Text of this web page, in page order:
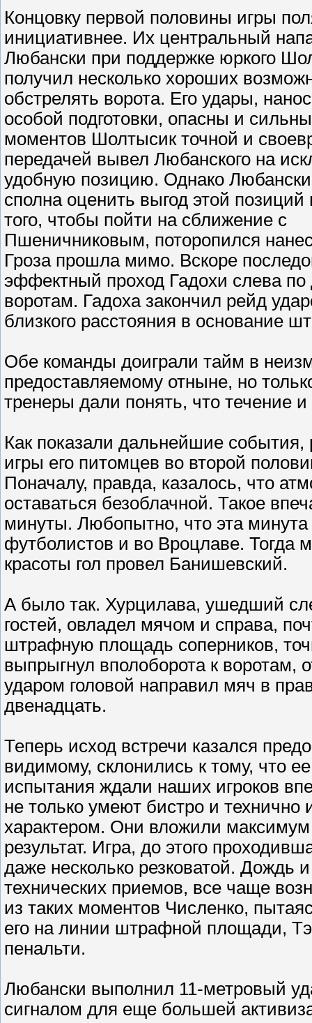
Концовку первой половины игры
инициативнее. Их центральный
Любански при поддержке юркого
получил несколько хороших
обстрелять ворота. Его удары,
особой подготовки, опасны и
моментов Шолтысик точной и
передачей вывел Любанского на
удобную позицию. Однако
сполна оценить выгод этой позиций
того, чтобы пойти на сближение с
Пшеничниковым, поторопился
Гроза прошла мимо. Вскоре
эффектный проход Гадохи слева по
воротам. Гадоха закончил рейд
близкого расстояния в основание
Обе команды доиграли тайм в
предоставляемому отныне, но
тренеры дали понять, что течение
Как показали дальнейшие события,
игры его питомцев во второй
Поначалу, правда, казалось, что
оставаться безоблачной. Такое
минуты. Любопытно, что эта минута
футболистов и во Вроцлаве. Тогда
красоты гол провел Банишевский.
А было так. Хурцилава, ушедший
гостей, овладел мячом и справа,
штрафную площадь соперников,
выпрыгнул вполоборота к воротам,
ударом головой направил мяч в
двенадцать.
Теперь исход встречи казался
видимому, склонились к тому, что
испытания ждали наших игроков
не только умеют бистро и
характером. Они вложили
результат. Игра, до этого
даже несколько резковатой.
технических приемов, все чаще
из таких моментов Численко,
его на линии штрафной площади,
пенальти.
Любански выполнил 11-метровый
сигналом для еще большей